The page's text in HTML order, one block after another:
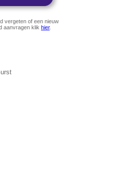
vergeten of een nieuw
aanvragen klik hier.